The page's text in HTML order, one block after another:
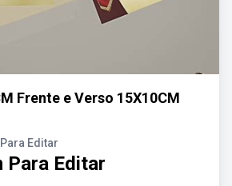
Frente e Verso 15X10CM
Editar
Para Editar